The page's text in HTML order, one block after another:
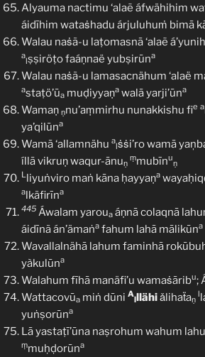
Alyauma nactimu ‘alaẽ áfwähihim
áidīhim wataṡhadu árjuluhuṁ bimā
Walau naṡã-u laṭomasnā ‘alaẽ
a
lṣṣiröṭo faáṇnaë yubṣirūna
Walau naṡã-u lamasacnähum ‘alaë
astaṭö’ūa muḍiyyaṇa walā yarji’ūna
Wamaṇ ṇnu’aṃmirhu nunakkishu fie a
ya’qilūna
Wamā ‘allamnähu a
lṡṡi’ro wamā
íllā vikruṇ waqur-ānuṇ
ṃmubīnu
ṇ
Lliyuṅviro maṅ kāna ḥayyaṇa
alkäfirīna
445 Áwalam yaroua áṇnā colaqnā
áidīnã án’ämaṅa fahum lahā mālikūna
Wavallalnähā lahum faminhā
yàkulūna
Walahum fīhā manäfi’u wamaṡāribu;
Wattacovūa miṅ dūni A
lllähiǎlihaẗaṇ
l
yuṅṣorūna
Lā yastaṭī’ūna naṣrohum wahum
ṃmuḥḍorūna